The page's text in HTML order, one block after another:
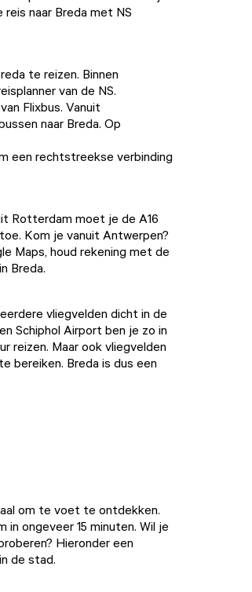
reis naar Breda met NS
te reizen. Binnen
van de NS.
Flixbus. Vanuit
naar Breda. Op
een rechtstreekse verbinding
Rotterdam moet je de A16
Kom je vanuit Antwerpen?
Maps, houd rekening met de
Breda.
vliegvelden dicht in de
Schiphol Airport ben je zo in
reizen. Maar ook vliegvelden
bereiken. Breda is dus een
om te voet te ontdekken.
ongeveer 15 minuten. Wil je
Hieronder een
de stad.